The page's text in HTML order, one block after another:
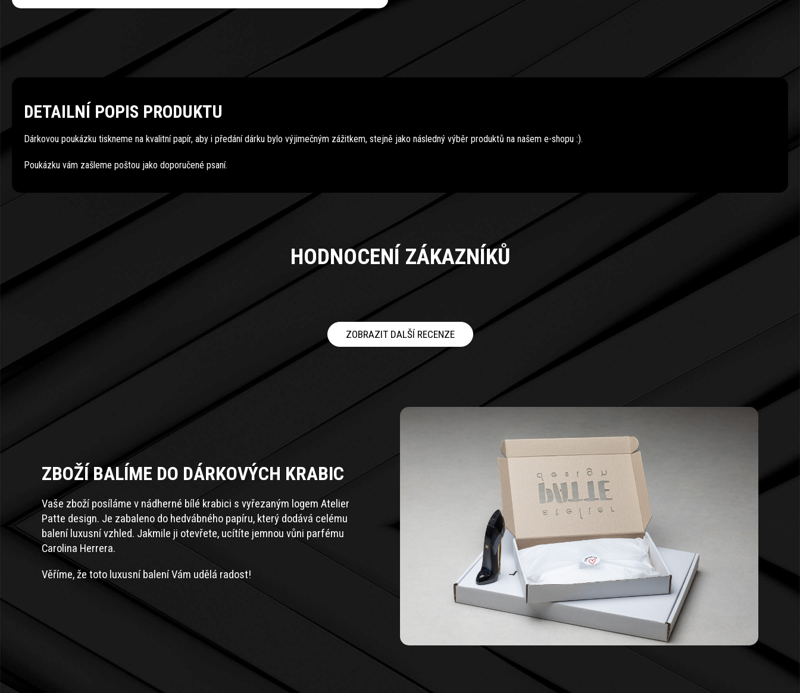
HODNOCENÍ ZÁKAZNÍKŮ
ZOBRAZIT DALŠÍ RECENZE
ZBOŽÍ BALÍME DO DÁRKOVÝCH KRABIC
Vaše zboží posíláme v nádherné bílé krabici s vyřezaným logem Atelier
Patte design. Je zabaleno do hedvábného papíru, který dodává celému
balení luxusní vzhled. Jakmile ji otevřete, ucítíte jemnou vůni parfému
Carolina Herrera.
Věříme, že toto luxusní balení Vám udělá radost!
DETAILNÍ POPIS PRODUKTU
Dárkovou poukázku tiskneme na kvalitní papír, aby i předání dárku bylo výjimečným zážitkem, stejně jako následný výběr produktů na našem e-shopu :).
Poukázku vám zašleme poštou jako doporučené psaní.